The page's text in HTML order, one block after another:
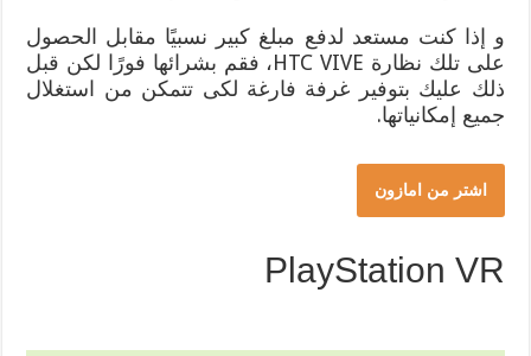
و إذا كنت مستعد لدفع مبلغ كبير نسبيًا مقابل الحصول
على تلك نظارة HTC VIVE، فقم بشرائها فورًا لكن قبل
ذلك عليك بتوفير غرفة فارغة لكى تتمكن من استغلال
جميع إمكانياتها.
اشتر من امازون
PlayStation VR